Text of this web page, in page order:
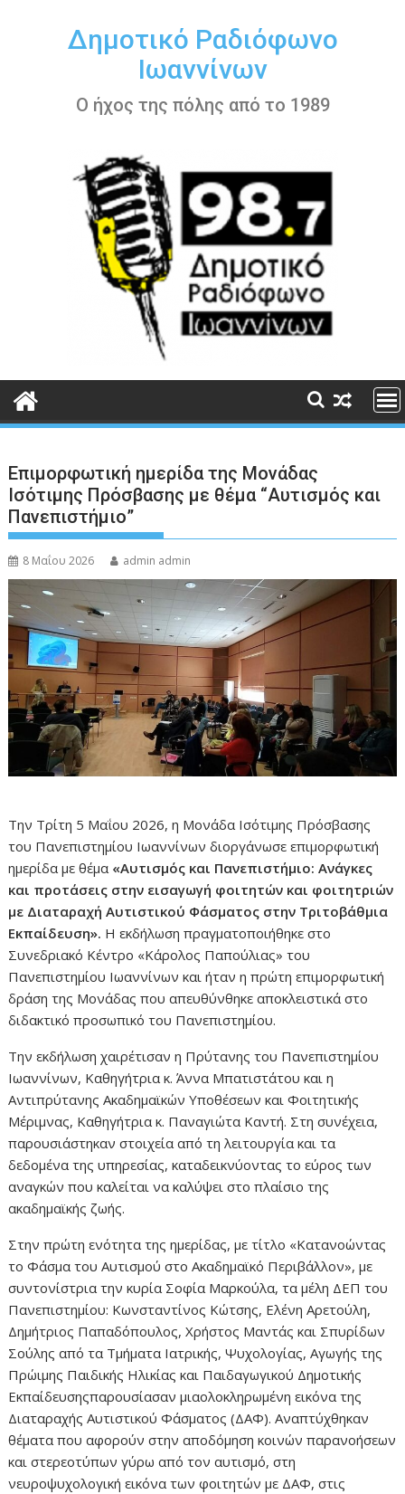
περιεχόμενοΔημοτικό Ραδιόφωνο
Ιωαννίνων
Ο ήχος της πόλης από το 1989
Επιμορφωτική ημερίδα της Μονάδας
Ισότιμης Πρόσβασης με θέμα “Αυτισμός και
Πανεπιστήμιο”
8 Μαΐου 2026 admin admin
Την Τρίτη 5 Μαΐου 2026, η Μονάδα Ισότιμης Πρόσβασης
του Πανεπιστημίου Ιωαννίνων διοργάνωσε επιμορφωτική
ημερίδα με θέμα «Αυτισμός και Πανεπιστήμιο: Ανάγκες
και προτάσεις στην εισαγωγή φοιτητών και φοιτητριών
με Διαταραχή Αυτιστικού Φάσματος στην Τριτοβάθμια
Εκπαίδευση». Η εκδήλωση πραγματοποιήθηκε στο
Συνεδριακό Κέντρο «Κάρολος Παπούλιας» του
Πανεπιστημίου Ιωαννίνων και ήταν η πρώτη επιμορφωτική
δράση της Μονάδας που απευθύνθηκε αποκλειστικά στο
διδακτικό προσωπικό του Πανεπιστημίου.
Την εκδήλωση χαιρέτισαν η Πρύτανης του Πανεπιστημίου
Ιωαννίνων, Καθηγήτρια κ. Άννα Μπατιστάτου και η
Αντιπρύτανης Ακαδημαϊκών Υποθέσεων και Φοιτητικής
Μέριμνας, Καθηγήτρια κ. Παναγιώτα Καντή. Στη συνέχεια,
παρουσιάστηκαν στοιχεία από τη λειτουργία και τα
δεδομένα της υπηρεσίας, καταδεικνύοντας το εύρος των
αναγκών που καλείται να καλύψει στο πλαίσιο της
ακαδημαϊκής ζωής.
Στην πρώτη ενότητα της ημερίδας, με τίτλο «Κατανοώντας
το Φάσμα του Αυτισμού στο Ακαδημαϊκό Περιβάλλον», με
συντονίστρια την κυρία Σοφία Μαρκούλα, τα μέλη ΔΕΠ του
Πανεπιστημίου: Κωνσταντίνος Κώτσης, Ελένη Αρετούλη,
Δημήτριος Παπαδόπουλος, Χρήστος Μαντάς και Σπυρίδων
Σούλης από τα Τμήματα Ιατρικής, Ψυχολογίας, Αγωγής της
Πρώιμης Παιδικής Ηλικίας και Παιδαγωγικού Δημοτικής
Εκπαίδευσηςπαρουσίασαν μιαολοκληρωμένη εικόνα της
Διαταραχής Αυτιστικού Φάσματος (ΔΑΦ). Αναπτύχθηκαν
θέματα που αφορούν στην αποδόμηση κοινών παρανοήσεων
και στερεοτύπων γύρω από τον αυτισμό, στη
νευροψυχολογική εικόνα των φοιτητών με ΔΑΦ, στις